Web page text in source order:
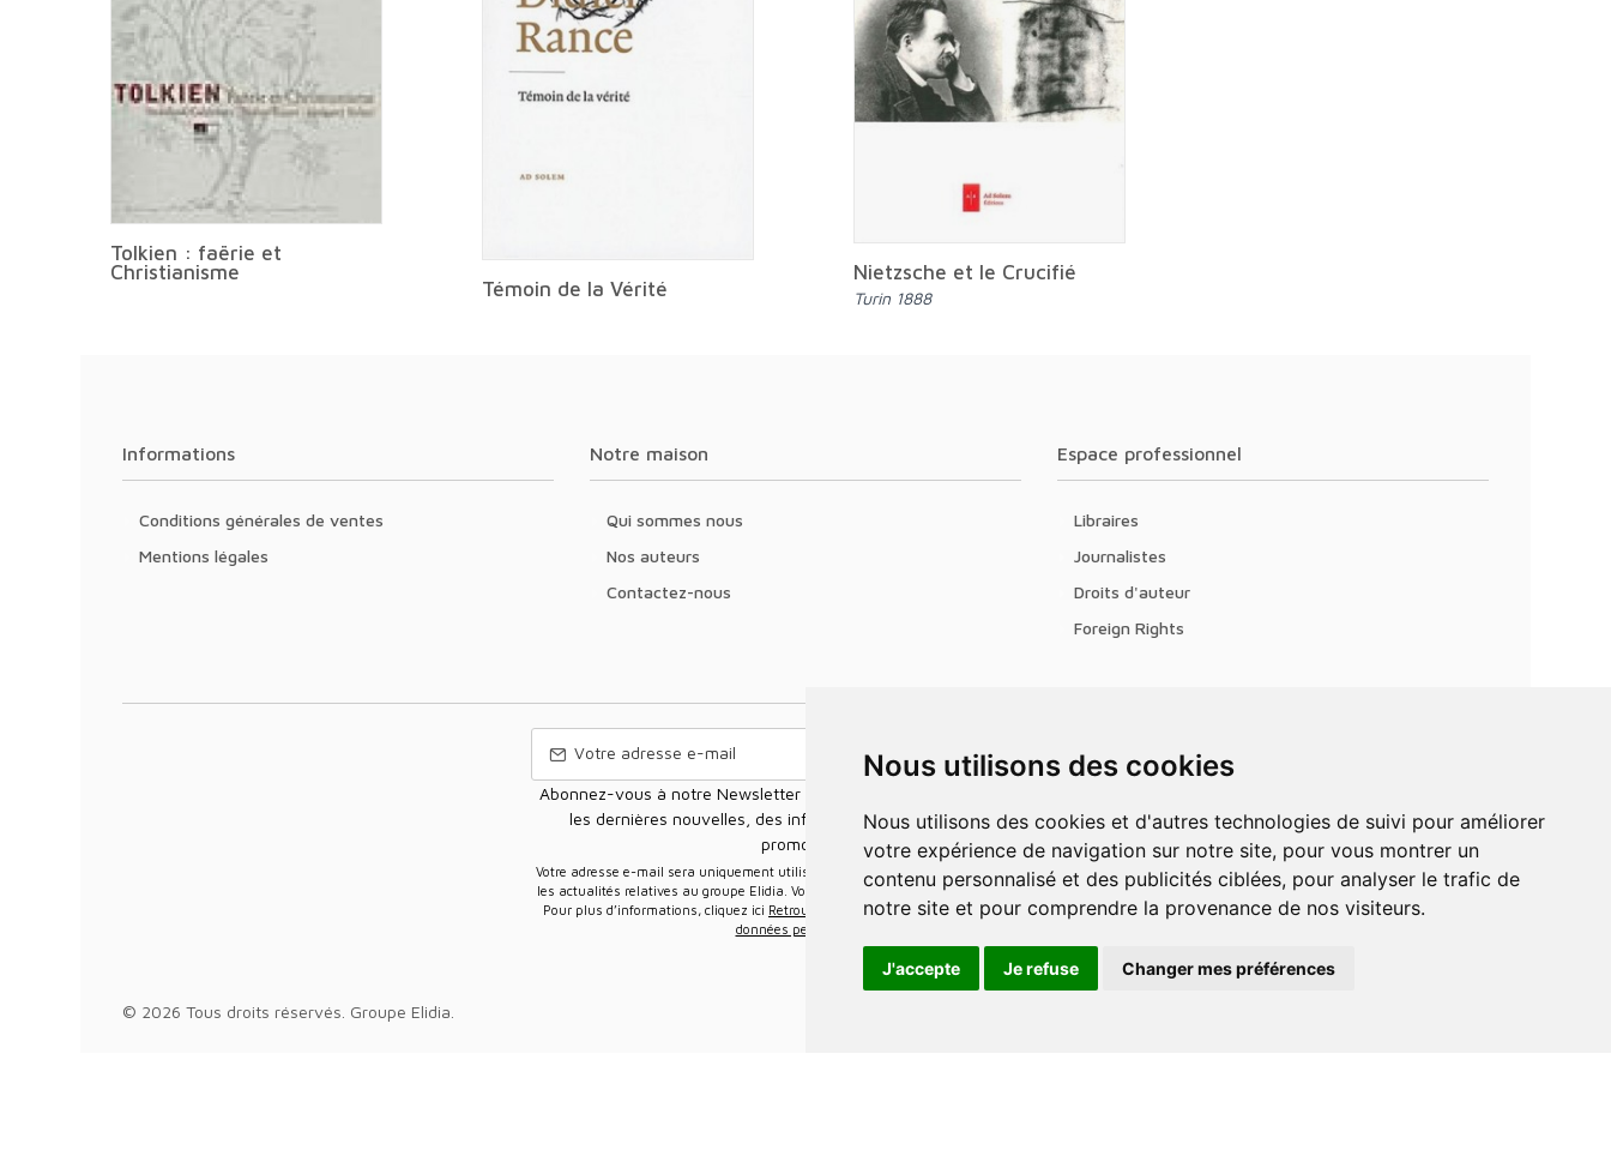
Nous utilisons des cookies
Nous utilisons des cookies et d'autres technologies de suivi pour améliorer
votre expérience de navigation sur notre site, pour vous montrer un
contenu personnalisé et des publicités ciblées, pour analyser le trafic de
notre site et pour comprendre la provenance de nos visiteurs.
J'accepte Je refuse Changer mes préférences
Tolkien : faërie et
Christianisme
Témoin de la Vérité
Nietzsche et le Crucifié
Turin 1888
Informations
Conditions générales de ventes
Mentions légales
Notre maison
Qui sommes nous
Nos auteurs
Contactez-nous
Espace professionnel
Libraires
Journalistes
Droits d'auteur
Foreign Rights
Abonnez-vous à notre Newsletter pour recevoir nos nouvelles offres,
les dernières nouvelles, des informations sur les ventes et les
promotions.
Votre adresse e-mail sera uniquement utilisée pour vous envoyer des informations sur
les actualités relatives au groupe Elidia. Vous pouvez vous désinscrire à tout moment.
Pour plus d’informations, cliquez ici Retrouvez ici notre politique de protection de vos
données personnelles
© 2026 Tous droits réservés. Groupe Elidia